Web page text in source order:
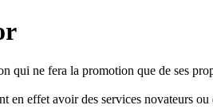
qui ne fera la promotion que de ses
en effet avoir des services novateurs